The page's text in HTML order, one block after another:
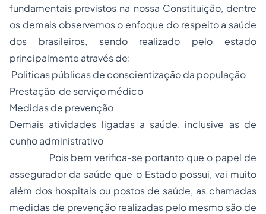
fundamentais previstos na nossa Constituição, dentre
os demais observemos o enfoque do respeito a saúde
dos brasileiros, sendo realizado pelo estado
principalmente através de:
Politicas públicas de conscientização da população
Prestação de serviço médico
Medidas de prevenção
Demais atividades ligadas a saúde, inclusive as de
cunho administrativo
Pois bem verifica-se portanto que o papel de
assegurador da saúde que o Estado possui, vai muito
além dos hospitais ou postos de saúde, as chamadas
medidas de prevenção realizadas pelo mesmo são de